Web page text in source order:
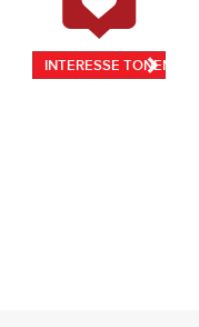
INTERESSE TONEN